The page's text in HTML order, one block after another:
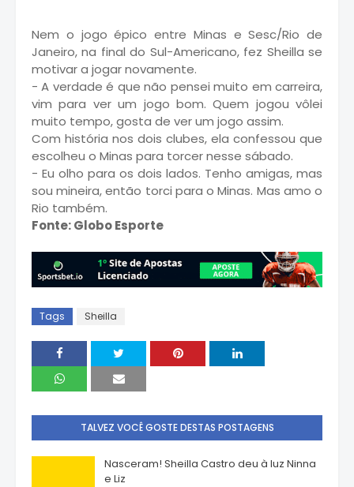
Nem o jogo épico entre Minas e Sesc/Rio de
Janeiro, na final do Sul-Americano, fez Sheilla se
motivar a jogar novamente.
- A verdade é que não pensei muito em carreira,
vim para ver um jogo bom. Quem jogou vôlei
muito tempo, gosta de ver um jogo assim.
Com história nos dois clubes, ela confessou que
escolheu o Minas para torcer nesse sábado.
- Eu olho para os dois lados. Tenho amigas, mas
sou mineira, então torci para o Minas. Mas amo o
Rio também.
Fonte: Globo Esporte
Tags Sheilla
TALVEZ VOCÊ GOSTE DESTAS POSTAGENS
Nasceram! Sheilla Castro deu à luz Ninna
e Liz